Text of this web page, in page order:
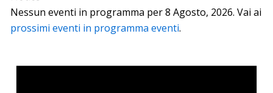
Nessun eventi in programma per 8 Agosto, 2026. Vai ai
prossimi eventi in programma eventi.